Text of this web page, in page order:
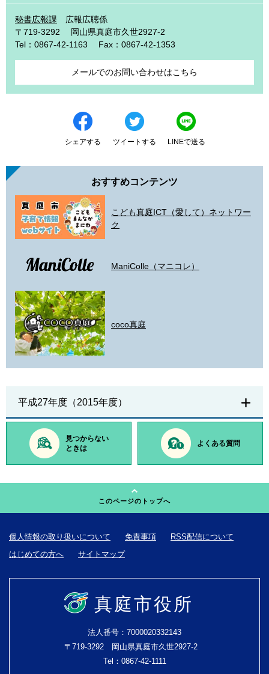
秘書広報課
広報広聴係
〒719-3292
岡山県真庭市久世2927-2
Tel：0867-42-1163
Fax：0867-42-1353
メールでのお問い合わせはこちら
シェアする ツイートする LINEで送る
おすすめコンテンツ
こども真庭ICT（愛して）ネットワー
ク
ManiColle（マニコレ）
coco真庭
平成27年度（2015年度）
見つからない
ときは
よくある質問
このページのトップへ
個人情報の取り扱いについて 免責事項
RSS配信について
はじめての方へ
サイトマップ
真庭市役所
法人番号：7000020332143
〒719-3292 岡山県真庭市久世2927-2
Tel：0867-42-1111